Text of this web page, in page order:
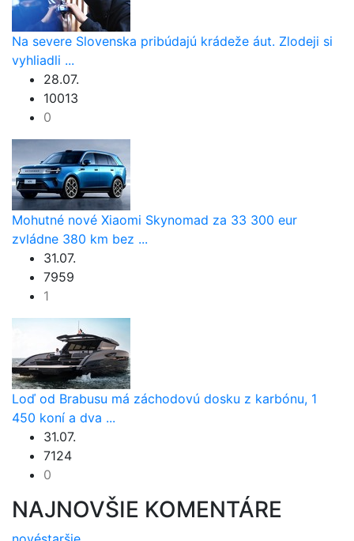
Na severe Slovenska pribúdajú krádeže áut. Zlodeji si
vyhliadli ...
28.07.
10013
0
Mohutné nové Xiaomi Skynomad za 33 300 eur
zvládne 380 km bez ...
31.07.
7959
1
Loď od Brabusu má záchodovú dosku z karbónu, 1
450 koní a dva ...
31.07.
7124
0
NAJNOVŠIE KOMENTÁRE